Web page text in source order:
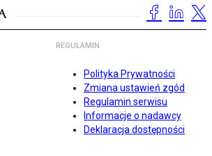
REGULAMIN
Polityka Prywatności
Zmiana ustawień zgód
Regulamin serwisu
Informacje o nadawcy
Deklaracja dostępności